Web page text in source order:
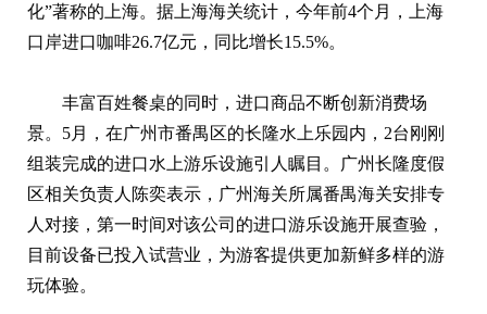
化”著称的上海。据上海海关统计，今年前4个月，上海
口岸进口咖啡26.7亿元，同比增长15.5%。
丰富百姓餐桌的同时，进口商品不断创新消费场
景。5月，在广州市番禺区的长隆水上乐园内，2台刚刚
组装完成的进口水上游乐设施引人瞩目。广州长隆度假
区相关负责人陈奕表示，广州海关所属番禺海关安排专
人对接，第一时间对该公司的进口游乐设施开展查验，
目前设备已投入试营业，为游客提供更加新鲜多样的游
玩体验。